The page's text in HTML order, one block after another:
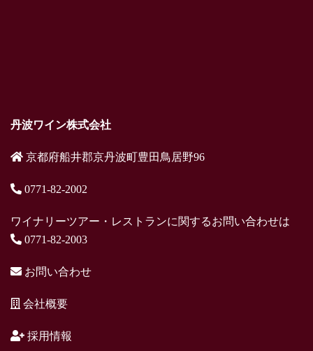
丹波ワイン株式会社
京都府船井郡京丹波町豊田鳥居野96
0771-82-2002
ワイナリーツアー・レストランに関するお問い合わせは
0771-82-2003
お問い合わせ
会社概要
採用情報